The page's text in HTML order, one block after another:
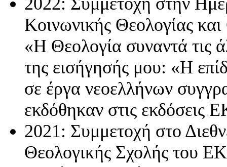
Κοινωνικής Θεολογίας
«Η Θεολογία συναντά τις
της εισήγησής μου: «Η
σε έργα νεοελλήνων
εκδόθηκαν στις εκδόσεις
2021: Συμμετοχή στο
Θεολογικής Σχολής του